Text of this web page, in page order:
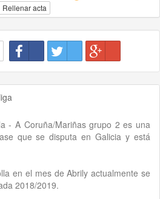
Rellenar acta
- A Coruña/Mariñas grupo 2 es una
que se disputa en Galicia y está
en el mes de Abrily actualmente se
2018/2019.